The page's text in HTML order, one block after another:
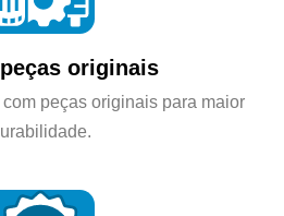
originais
peças originais para maior